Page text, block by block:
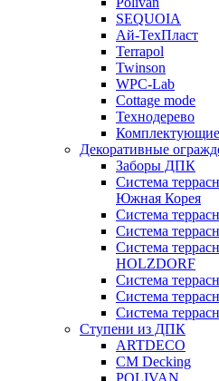
SEQUOIA
Ай-ТехПласт
Terrapol
Twinson
WPC-Lab
Cottage mode
Технодерево
Комплектующие
Декоративные
Заборы ДПК
Система
Южная Корея
Система
Система
Система
HOLZDORF
Система
Система
Система
Ступени из ДПК
ARTDECO
CM Decking
POLIVAN